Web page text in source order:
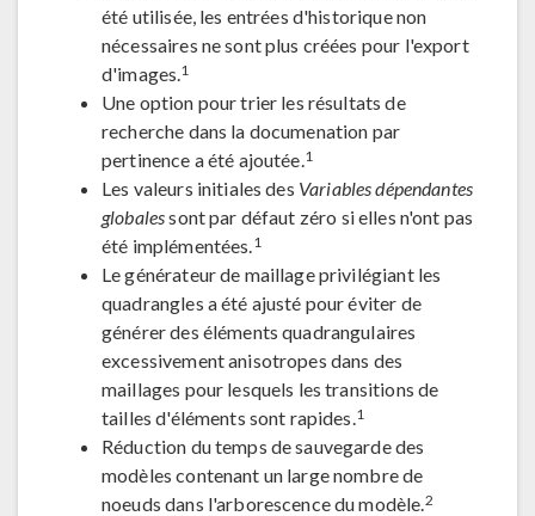
été utilisée, les entrées d'historique non
nécessaires ne sont plus créées pour l'export
d'images.1
Une option pour trier les résultats de
recherche dans la documenation par
pertinence a été ajoutée.1
Les valeurs initiales des Variables dépendantes
globalessont par défaut zéro si elles n'ont pas
été implémentées.1
Le générateur de maillage privilégiant les
quadrangles a été ajusté pour éviter de
générer des éléments quadrangulaires
excessivement anisotropes dans des
maillages pour lesquels les transitions de
tailles d'éléments sont rapides.1
Réduction du temps de sauvegarde des
modèles contenant un large nombre de
noeuds dans l'arborescence du modèle.2